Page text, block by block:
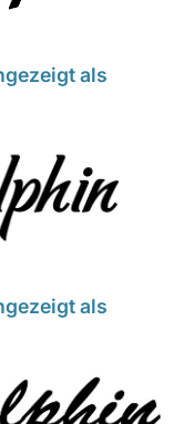
als
als